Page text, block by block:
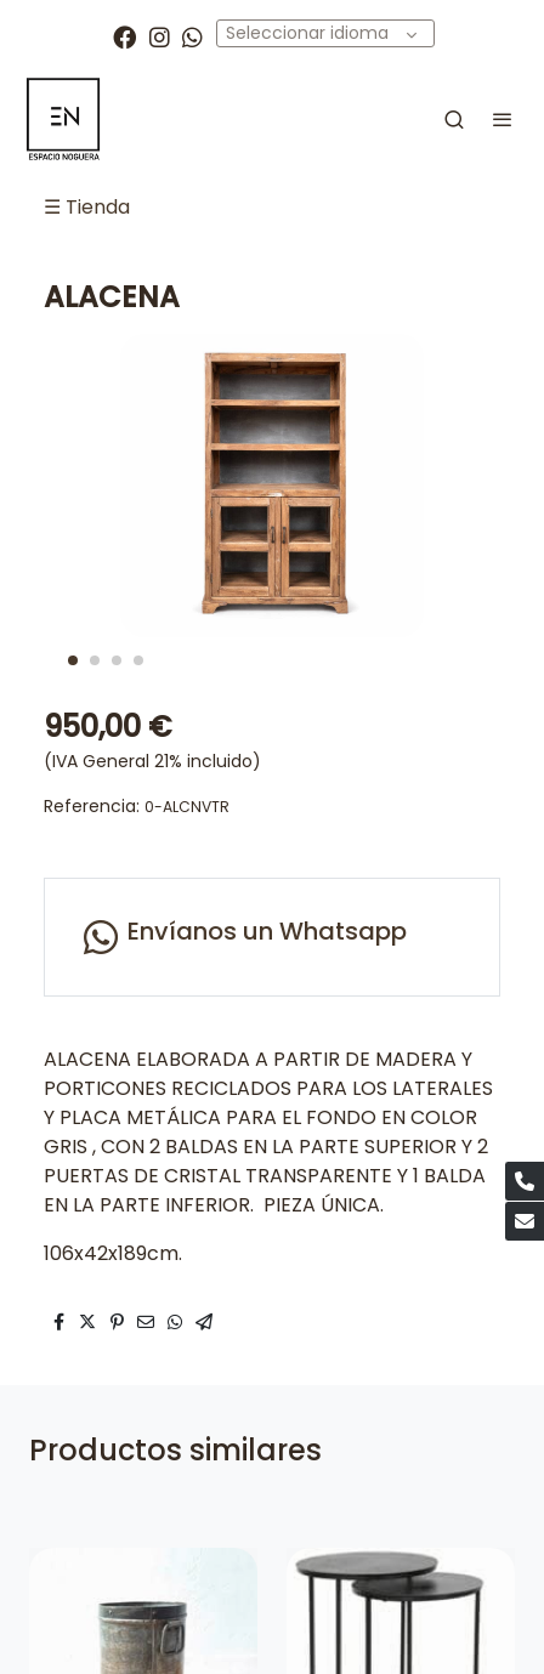
Seleccionar idioma
☰ Tienda
ALACENA
950,00 €
(IVA General 21% incluido)
Referencia: 0-ALCNVTR
Envíanos un Whatsapp
ALACENA ELABORADA A PARTIR DE MADERA Y
PORTICONES RECICLADOS PARA LOS LATERALES
Y PLACA METÁLICA PARA EL FONDO EN COLOR
GRIS , CON 2 BALDAS EN LA PARTE SUPERIOR Y 2
PUERTAS DE CRISTAL TRANSPARENTE Y 1 BALDA
EN LA PARTE INFERIOR. PIEZA ÚNICA.
106x42x189cm.
Productos similares